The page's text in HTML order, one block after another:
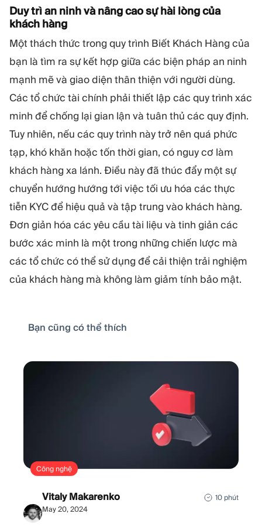
Duy trì an ninh và nâng cao sự hài lòng của
khách hàng
Một thách thức trong quy trình Biết Khách Hàng của
bạn là tìm ra sự kết hợp giữa các biện pháp an ninh
mạnh mẽ và giao diện thân thiện với người dùng.
Các tổ chức tài chính phải thiết lập các quy trình xác
minh để chống lại gian lận và tuân thủ các quy định.
Tuy nhiên, nếu các quy trình này trở nên quá phức
tạp, khó khăn hoặc tốn thời gian, có nguy cơ làm
khách hàng xa lánh. Điều này đã thúc đẩy một sự
chuyển hướng hướng tới việc tối ưu hóa các thực
tiễn KYC để hiệu quả và tập trung vào khách hàng.
Đơn giản hóa các yêu cầu tài liệu và tinh giản các
bước xác minh là một trong những chiến lược mà
các tổ chức có thể sử dụng để cải thiện trải nghiệm
của khách hàng mà không làm giảm tính bảo mật.
Bạn cũng có thể thích
Công nghệ
Vitaly Makarenko
May 20, 2024
10 phút